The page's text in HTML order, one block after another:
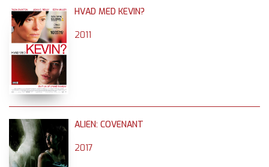
HVAD MED KEVIN?
2011
ALIEN: COVENANT
2017